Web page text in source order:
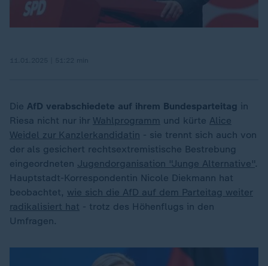
Die AfD verabschiedete auf ihrem Bundesparteitag in
Riesa nicht nur ihr Wahlprogramm und kürte Alice
Weidel zur Kanzlerkandidatin - sie trennt sich auch von
der als gesichert rechtsextremistische Bestrebung
eingeordneten Jugendorganisation "Junge Alternative".
Hauptstadt-Korrespondentin Nicole Diekmann hat
beobachtet, wie sich die AfD auf dem Parteitag weiter
radikalisiert hat - trotz des Höhenflugs in den
Umfragen.